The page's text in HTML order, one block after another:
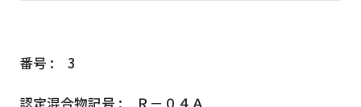
3
Ｒ－０４Ａ